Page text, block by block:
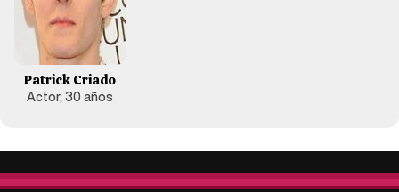
Patrick Criado
Actor, 30 años